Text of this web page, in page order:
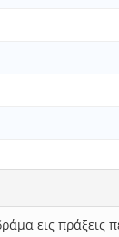
εις πράξεις